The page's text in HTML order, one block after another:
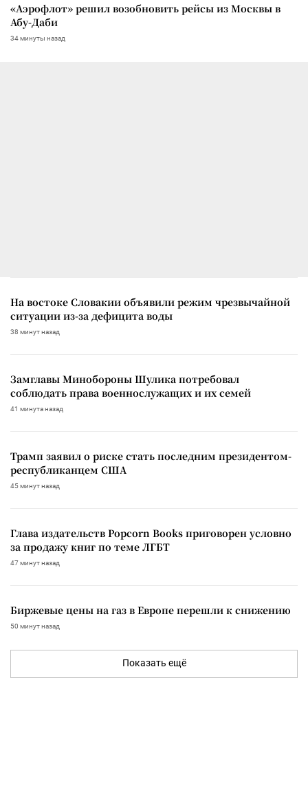
«Аэрофлот» решил возобновить рейсы из Москвы в
Абу-Даби
34 минуты назад
На востоке Словакии объявили режим чрезвычайной
ситуации из-за дефицита воды
38 минут назад
Замглавы Минобороны Шулика потребовал
соблюдать права военнослужащих и их семей
41 минута назад
Трамп заявил о риске стать последним президентом-
республиканцем США
45 минут назад
Глава издательств Popcorn Books приговорен условно
за продажу книг по теме ЛГБТ
47 минут назад
Биржевые цены на газ в Европе перешли к снижению
50 минут назад
Показать ещё